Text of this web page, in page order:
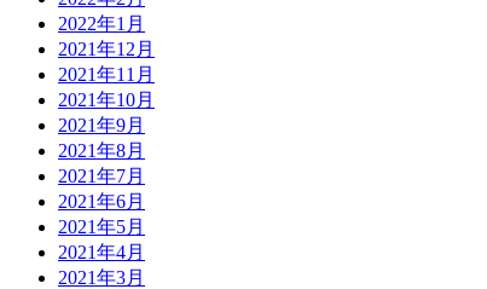
2022年1月
2021年12月
2021年11月
2021年10月
2021年9月
2021年8月
2021年7月
2021年6月
2021年5月
2021年4月
2021年3月